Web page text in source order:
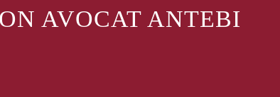
AVOCAT ANTEBI